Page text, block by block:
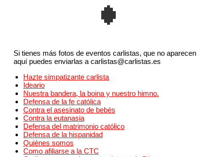
Si tienes más fotos de eventos carlistas, que no aparecen
aquí puedes enviarlas a carlistas@carlistas.es
Hazte simpatizante carlista
Ideario
Nuestra bandera, la boina y nuestro himno.
Defensa de la fe católica
Contra el asesinato de bebés
Contra la eutanasia
Defensa del matrimonio católico
Defensa de la hispanidad
Quiénes somos
Como afiliarse a la CTC